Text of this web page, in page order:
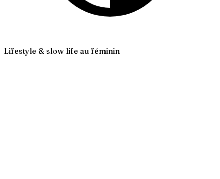
Lifestyle & slow life au féminin